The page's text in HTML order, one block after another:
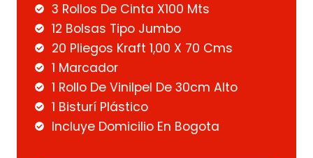
3 Rollos De Cinta X100 Mts
12 Bolsas Tipo Jumbo
20 Pliegos Kraft 1,00 X 70 Cms
1 Marcador
1 Rollo De Vinilpel De 30cm Alto
1 Bisturí Plástico
Incluye Domicilio En Bogota